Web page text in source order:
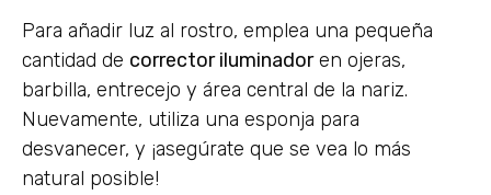
Para añadir luz al rostro, emplea una pequeña
cantidad de corrector iluminadoren ojeras,
barbilla, entrecejo y área central de la nariz.
Nuevamente, utiliza una esponja para
desvanecer, y ¡asegúrate que se vea lo más
natural posible!